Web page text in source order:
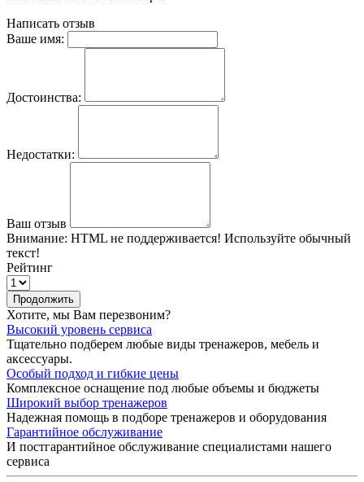
Написать отзыв
Ваше имя:
Достоинства:
Недостатки:
Ваш отзыв
Внимание: HTML не поддерживается! Используйте обычный
текст!
Рейтинг
Продолжить
Хотите, мы Вам перезвоним?
Высокий уровень сервиса
Тщательно подберем любые виды тренажеров, мебель и
аксессуары.
Особый подход и гибкие цены
Комплексное оснащение под любые объемы и бюджеты
Широкий выбор тренажеров
Надежная помощь в подборе тренажеров и оборудования
Гарантийное обслуживание
И постгарантийное обслуживание специалистами нашего
сервиса